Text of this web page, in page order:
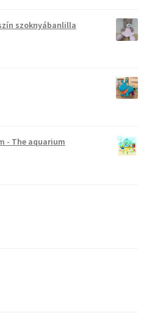
és kiegészítők
szoknyábanlilla
- The aquarium